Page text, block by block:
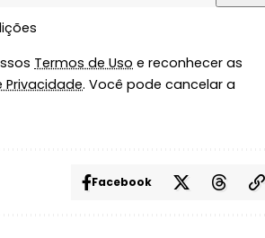
Termos de Uso e reconhecer as
Privacidade. Você pode cancelar a
Facebook